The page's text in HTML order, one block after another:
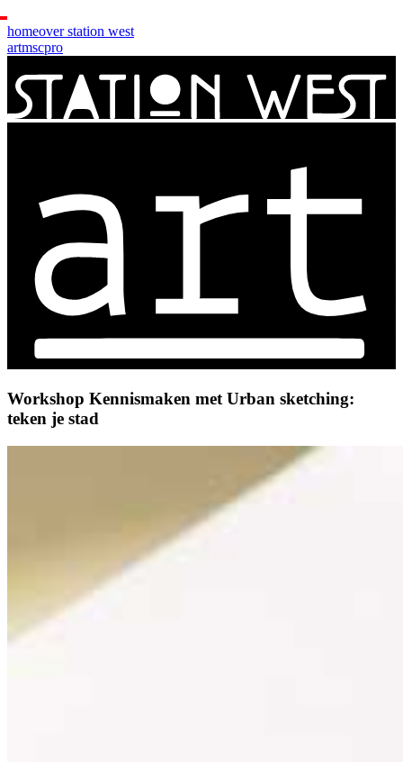
homeover station west
artmscpro
Workshop Kennismaken met Urban sketching:
teken je stad